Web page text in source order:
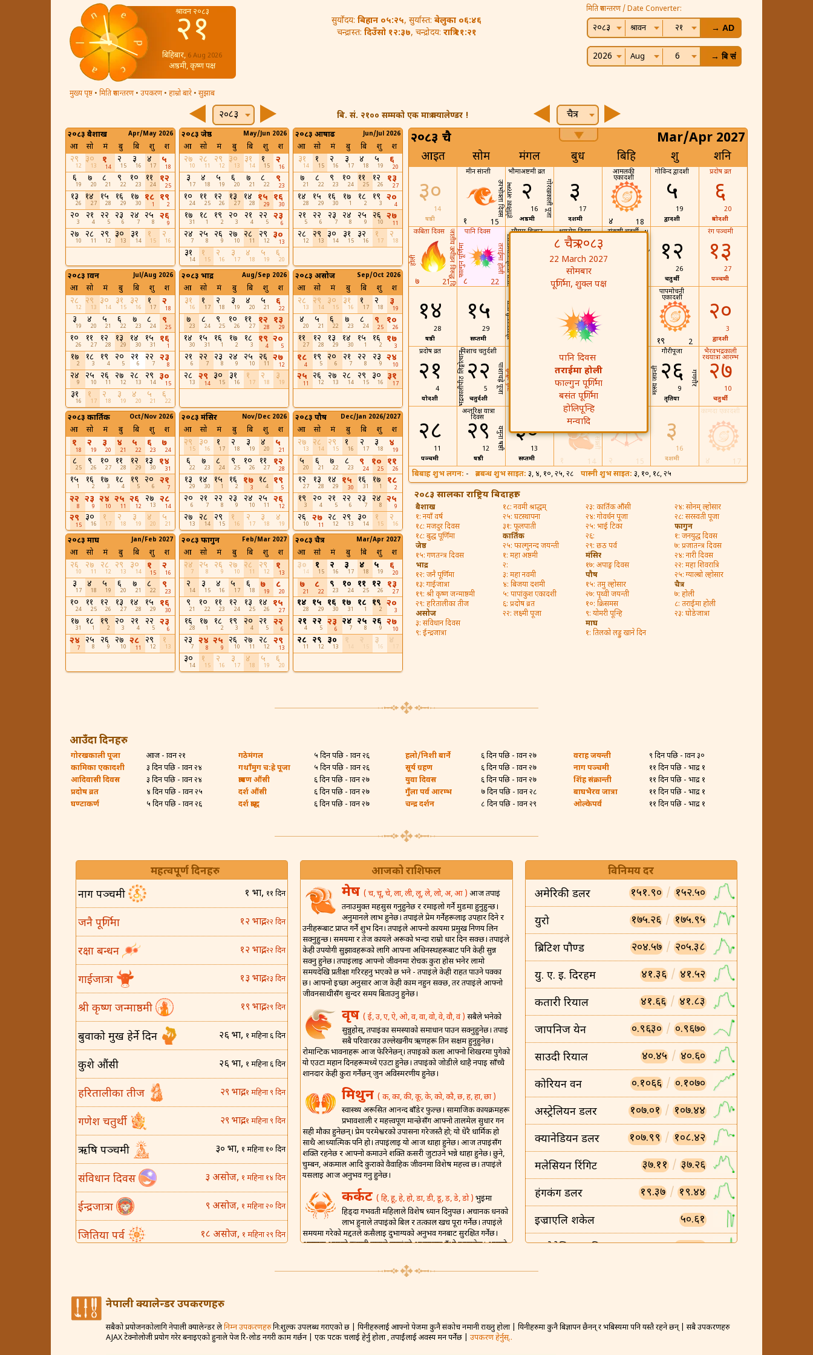
श्रावन २०८३
२१
बिहिबार, 6 Aug 2026
अष्ठमी, कृष्ण पक्ष
सुर्योदय: बिहान ०५:२५, सुर्यास्त: बेलुका ०६:४६
चन्द्रास्त: दिउँसो १२:३७, चन्द्रोदय: रात्रि ११:२१
बि. सं. २१०० सम्मको एक मात्र क्यालेण्डर !
मिति रुपान्तरण / Date Converter:
२०८३ श्रावन २१
2026 Aug 6
मुख्य पृष्ठ • मिति रुपान्तरण• उपकरण• हाम्रो बारे •सुझाब
२०८३
२०८३ बैशाख Apr/May 2026
आ सो मं बु बि शु श
२९
12
३०
13
१
14
२
15
३
16
४
17
५
18
६
19
७
20
८
21
९
22
१०
23
११
24
१२
25
१३
26
१४
27
१५
28
१६
29
१७
30
१८
1
१९
2
२०
3
२१
4
२२
5
२३
6
२४
7
२५
8
२६
9
२७
10
२८
11
२९
12
३०
13
३१
14
१
15
२
16
२०८३ जेष्ठ May/Jun 2026
आ सो मं बु बि शु श
२७
10
२८
11
२९
12
३०
13
३१
14
१
15
२
16
३
17
४
18
५
19
६
20
७
21
८
22
९
23
१०
24
११
25
१२
26
१३
27
१४
28
१५
29
१६
30
१७
31
१८
1
१९
2
२०
3
२१
4
२२
5
२३
6
२४
7
२५
8
२६
9
२७
10
२८
11
२९
12
३०
13
३१
14
१
15
२
16
३
17
४
18
५
19
६
20
२०८३ आषाढ Jun/Jul 2026
आ सो मं बु बि शु श
३१
14
१
15
२
16
३
17
४
18
५
19
६
20
७
21
८
22
९
23
१०
24
११
25
१२
26
१३
27
१४
28
१५
29
१६
30
१७
1
१८
2
१९
3
२०
4
२१
5
२२
6
२३
7
२४
8
२५
9
२६
10
२७
11
२८
12
२९
13
३०
14
३१
15
३२
16
१
17
२
18
२०८३ श्रावन Jul/Aug 2026
आ सो मं बु बि शु श
२८
12
२९
13
३०
14
३१
15
३२
16
१
17
२
18
३
19
४
20
५
21
६
22
७
23
८
24
९
25
१०
26
११
27
१२
28
१३
29
१४
30
१५
31
१६
1
१७
2
१८
3
१९
4
२०
5
२१
6
२२
7
२३
8
२४
9
२५
10
२६
11
२७
12
२८
13
२९
14
३०
15
३१
16
१
17
२
18
३
19
४
20
५
21
६
22
२०८३ भाद्र Aug/Sep 2026
आ सो मं बु बि शु श
३१
16
१
17
२
18
३
19
४
20
५
21
६
22
७
23
८
24
९
25
१०
26
११
27
१२
28
१३
29
१४
30
१५
31
१६
1
१७
2
१८
3
१९
4
२०
5
२१
6
२२
7
२३
8
२४
9
२५
10
२६
11
२७
12
२८
13
२९
14
३०
15
३१
16
१
17
२
18
३
19
२०८३ असोज Sep/Oct 2026
आ सो मं बु बि शु श
२८
13
२९
14
३०
15
३१
16
१
17
२
18
३
19
४
20
५
21
६
22
७
23
८
24
९
25
१०
26
११
27
१२
28
१३
29
१४
30
१५
1
१६
2
१७
3
१८
4
१९
5
२०
6
२१
7
२२
8
२३
9
२४
10
२५
11
२६
12
२७
13
२८
14
२९
15
३०
16
३१
17
२०८३ कार्तिक Oct/Nov 2026
आ सो मं बु बि शु श
१
18
२
19
३
20
४
21
५
22
६
23
७
24
८
25
९
26
१०
27
११
28
१२
29
१३
30
१४
31
१५
1
१६
2
१७
3
१८
4
१९
5
२०
6
२१
7
२२
8
२३
9
२४
10
२५
11
२६
12
२७
13
२८
14
२९
15
३०
16
१
17
२
18
३
19
४
20
५
21
२०८३ मंसिर Nov/Dec 2026
आ सो मं बु बि शु श
२९
15
३०
16
१
17
२
18
३
19
४
20
५
21
६
22
७
23
८
24
९
25
१०
26
११
27
१२
28
१३
29
१४
30
१५
1
१६
2
१७
3
१८
4
१९
5
२०
6
२१
7
२२
8
२३
9
२४
10
२५
11
२६
12
२७
13
२८
14
२९
15
१
16
२
17
३
18
४
19
२०८३ पौष Dec/Jan 2026/2027
आ सो मं बु बि शु श
२७
13
२८
14
२९
15
१
16
२
17
३
18
४
19
५
20
६
21
७
22
८
23
९
24
१०
25
११
26
१२
27
१३
28
१४
29
१५
30
१६
31
१७
1
१८
2
१९
3
२०
4
२१
5
२२
6
२३
7
२४
8
२५
9
२६
10
२७
11
२८
12
२९
13
३०
14
१
15
२
16
२०८३ माघ Jan/Feb 2027
आ सो मं बु बि शु श
२६
10
२७
11
२८
12
२९
13
३०
14
१
15
२
16
३
17
४
18
५
19
६
20
७
21
८
22
९
23
१०
24
११
25
१२
26
१३
27
१४
28
१५
29
१६
30
१७
31
१८
1
१९
2
२०
3
२१
4
२२
5
२३
6
२४
7
२५
8
२६
9
२७
10
२८
11
२९
12
१
13
२०८३ फागुन Feb/Mar 2027
आ सो मं बु बि शु श
२४
7
२५
8
२६
9
२७
10
२८
11
२९
12
१
13
२
14
३
15
४
16
५
17
६
18
७
19
८
20
९
21
१०
22
११
23
१२
24
१३
25
१४
26
१५
27
१६
28
१७
1
१८
2
१९
3
२०
4
२१
5
२२
6
२३
7
२४
8
२५
9
२६
10
२७
11
२८
12
२९
13
३०
14
१
15
२
16
३
17
४
18
५
19
६
20
२०८३ चैत्र Mar/Apr 2027
आ सो मं बु बि शु श
३०
14
१
15
२
16
३
17
४
18
५
19
६
20
७
21
८
22
९
23
१०
24
११
25
१२
26
१३
27
१४
28
१५
29
१६
30
१७
31
१८
1
१९
2
२०
3
२१
4
२२
5
२३
6
२४
7
२५
8
२६
9
२७
10
२८
11
२९
12
३०
13
३
16
चैत्र
२०८३ चैत्र Mar/Apr 2027
आइत सोम मंगल बुध बिहि शुक्र शनि
३०
14
षष्ठी
मीन संक्रान्ती
उपभोक्ता दिवस
१ 15
भौमाअष्टमी व्रत
गोरखकाली पूजा
होलिका आरम्भ २
16
अष्ठमी
३
17
दशमी
आमलकी
एकादशी
४ 18
गोविन्द द्वादशी
५
19
द्वादशी
प्रदोष व्रत
६
20
त्रयोदशी
कबिता दिवस जातीय उत्पीडन विरुद्ध दिवस
होली
७
21
८ चैत्र २०८३
22 March 2027
सोमबार
पूर्णिमा, शुक्ल पक्ष
पानि दिवस
तराईमा होली
फाल्गुन पूर्णिमा
बसंत पूर्णिमा
होलिपून्हि
मन्वादि
पानि दिवस
तराईमा होली
फाल्गुन पूर्णिमा
८ 22
मौसम बिज्ञान
नाला मत्स्येन्द्रनाथस्नान
क्षयरोग दिवस
भ्रातृ द्वितीया
१०
24
संकष्टी चतुर्थी नाला मत्येन्द्रनाथ रथयात्रा १२
26
चतुर्थी
रंग पञ्चमी
१३
27
पञ्चमी
१४
28
षष्ठी
१५
29
सप्तमी गोरखकाली पूजा १७
31
नवमी
पापमोचनी
एकादशी
१९ 2
२०
3
द्वादशी
प्रदोष व्रत
२१
4
त्रयोदशी
पिशाच चतुर्दशी
पाशाचह्रे पूजा
भद्रकालीपीठ लिङ्गोत्थान२२
5
चतुर्दशी
दर्श औंसी
स्वास्थ्य दिवस
चैत्र नवरात्रि
युगादी२४
प्रतिपदा
गौरीपूजा
गणगौर
मत्स्य जयन्ती२६
9
तृतिया
भैरवभद्रकाली
रथयात्रा आरम्भ
२७
10
चतुर्थी
२८
11
पञ्चमी
अन्तरिक्ष यात्रा
दिवस
यमुना षष्ठी
२९
12
षष्ठी
३०
13
सप्तमी
नयाँ वर्ष
मेष संक्रान्ती
१ 14 २ 15
३
16
दशमी
कामदा एकादशी
४
17
बिबाह शुभ लगन: - ब्रतबन्ध शुभ साइत: ३, ४, १०, २५, २८ पास्नी शुभ साइत: ३, १०, १८, २५
२०८३ सालका राष्ट्रिय बिदाहरु:
बैशाख
१: नयाँ वर्ष
१८: मजदुर दिवस
१८: बुद्ध पूर्णिमा
जेष्ठ
१५: गणतन्त्र दिवस
भाद्र
१२: जनै पूर्णिमा
१३: गाईजात्रा
१९: श्री कृष्ण जन्माष्ठमी
२९: हरितालीका तीज
असोज
३: संविधान दिवस
९: ईन्द्रजात्रा
१८: नवमी श्राद्धम्
२५: घटस्थापना
३१: फूलपाती
कार्तिक
२५: फाल्गुनन्द जयन्ती
१: महा अष्ठमी
२:
३: महा नवमी
४: बिजया दशमी
५: पापांकुश एकादशी
६: प्रदोष व्रत
२२: लक्ष्मी पूजा
२३: कार्तिक औंसी
२४: गोवर्धन पूजा
२५: भाई टिका
२६:
२९: छठ पर्व
मंसिर
१७: अपाङ्ग दिवस
पौष
१५: तमु ल्होसार
२७: पृथ्वी जयन्ती
१०: क्रिसमस
९: योमरी पून्हि
माघ
१: तिलको लड्डु खाने दिन
२४: सोनम् ल्होसार
२८: सरस्वती पूजा
फागुन
१: जनयुद्ध दिवस
७: प्रजातन्त्र दिवस
२४: नारी दिवस
२२: महा शिवरात्रि
२५: ग्याल्बो ल्होसार
चैत्र
७: होली
८: तराईमा होली
२३: घोडेजात्रा
आउँदा दिनहरु
गोरखकाली पूजा
आज - श्रावन २१
कामिका एकादशी
३ दिन पछि - श्रावन २४
आदिवासी दिवस
३ दिन पछि - श्रावन २४
प्रदोष व्रत
४ दिन पछि - श्रावन २५
घण्टाकर्ण
५ दिन पछि - श्रावन २६
गठेमंगल
५ दिन पछि - श्रावन २६
गथाँमुग च:ह्रे पूजा
५ दिन पछि - श्रावन २६
श्रावण औंसी
६ दिन पछि - श्रावन २७
दर्श औंसी
६ दिन पछि - श्रावन २७
दर्श श्राद्ध
६ दिन पछि - श्रावन २७
हलो/निशी बार्ने
६ दिन पछि - श्रावन २७
सूर्य ग्रहण
६ दिन पछि - श्रावन २७
युवा दिवस
६ दिन पछि - श्रावन २७
गुँला पर्व आरम्भ
७ दिन पछि - श्रावन २८
चन्द्र दर्शन
८ दिन पछि - श्रावन २९
वराह जयन्ती
९ दिन पछि - श्रावन ३०
नाग पञ्चमी
११ दिन पछि - भाद्र १
शिंह संक्रान्ती
११ दिन पछि - भाद्र १
बाघभैरव जात्रा
११ दिन पछि - भाद्र १
ओल्केपर्व
११ दिन पछि - भाद्र १
आजको राशिफल
मेष( च, चू, चे, ला, ली, लू, ले, लो, अ, आ )आज तपाईं
तनाउमुक्त महसुस गर्नुहुनेछ र रमाइलो गर्ने मुडमा हुनुहुन्छ।
अनुमानले लाभ हुनेछ। तपाईंले प्रेम गर्नेहरूलाई उपहार दिने र
उनीहरूबाट प्राप्त गर्ने शुभ दिन। तपाईंले आफ्नो कार्यमा प्रमुख निर्णय लिन
सक्नुहुन्छ। समयमा र तेज कार्यले अरूको भन्दा राम्रो धार दिन सक्छ। तपाईंले
केही उपयोगी सुझावहरूको लागि आफ्ना अधिनस्थहरूबाट पनि केही सुन्न
सक्नु हुनेछ। तपाईंलाई आफ्नो जीवनमा रोचक कुरा होस भनेर लामो
समयदेखि प्रतीक्षा गरिरहनु भएको छ भने - तपाईंले केही राहत पाउने पक्का
छ। आफ्नो इच्छा अनुसार आज केही काम नहुन सक्छ, तर तपाईंले आफ्नो
जीवनसाथीसँग सुन्दर समय बिताउनु हुनेछ।
वृष( ई, उ, ए, ऐ, ओ, व, वा, वो, वे, वौ, वं )सबैले भनेको
सुन्नुहोस्, तपाईंका समस्याको समाधान पाउन सक्नुहुनेछ। तपाईं
सबै परिवारका उल्लेखनीय ऋणहरू तिर्न सक्षम हुनुहुनेछ।
रोमान्टिक भावनाहरू आज फेरिनेछन्। तपाईंको कला आफ्नो शिखरमा पुगेको
यो एउटा महान दिनहरूमध्ये एउटा हुनेछ। तपाईंको जोडीले थाहै नपाई साँच्चै
शानदार केही कुरा गर्नेछन् जुन अविस्मरणीय हुनेछ।
मिथुन( क, का, की, कू, के, को, कौ, छ, ह, हा, छा )
स्वास्थ्य अरूसित आनन्द बाँडेर फुल्छ। सामाजिक कार्यक्रमहरू
प्रभावशाली र महत्त्वपूर्ण मान्छेसँग आफ्नो तालमेल सुधार गर्न
सही मौका हुनेछन्। प्रेम परमेश्वरको उपासना गरेजस्तै हो; यो धेरै धार्मिक हो
साथै आध्यात्मिक पनि हो। तपाईंलाई यो आज थाहा हुनेछ। आज तपाईंसँग
शक्ति रहनेछ र आफ्नो कमाउने शक्ति कसरी जुटाउने भन्ने थाहा हुनेछ। छुने,
चुम्बन, अंकमाल आदि कुराको वैवाहिक जीवनमा विशेष महत्त्व छ। तपाईंले
यसलाई आज अनुभव गर्नु हुनेछ।
कर्कट( हि, हू, हे, हो, डा, डी, डू, ड़, डे, डो )भुईंमा
हिड्दा गर्भवती महिलाले विशेष ध्यान दिनुपर्छ। अचानक धनको
लाभ हुनाले तपाईंको बिल र तत्काल खर्च पूरा गर्नेछ। तपाईंले
समयमा गरेको मद्दतले कसैलाई दुर्भाग्यको अनुभव गर्नबाट सुरक्षित गर्नेछ।
अचानक आएको रूमानी हावाले तपाईंको आत्मालाई उँभो उठाउनेछ। आफ्नो
तपाईंको वैवाहिक जीवनको लागि संगै खाएर शुभ रात्री बिताउने अपेक्षित छ।
गर्नुहोस्। यसले साझेदारी र आनन्दको लागि प्रोत्साहन दिनेछ। नयाँ प्रेम जडान
गठन गर्ने सम्भावना बलियो हुनेछ तर व्यक्तिगत र गोप्य जानकारी प्रकट
महत्वपूर्ण दिनहरु
नाग पञ्चमी १ भाद्र, ११ दिन
जनै पूर्णिमा १२ भाद्र,२२ दिन
रक्षा बन्धन १२ भाद्र,२२ दिन
गाईजात्रा १३ भाद्र,२३ दिन
श्री कृष्ण जन्माष्ठमी १९ भाद्र,२९ दिन
बुवाको मुख हेर्ने दिन २६ भाद्र, १ महिना ६ दिन
कुशे औंसी २६ भाद्र, १ महिना ६ दिन
हरितालीका तीज २९ भाद्र,१ महिना ९ दिन
गणेश चतुर्थी २९ भाद्र,१ महिना ९ दिन
ऋषि पञ्चमी ३० भाद्र, १ महिना १० दिन
संविधान दिवस ३ असोज, १ महिना १४ दिन
ईन्द्रजात्रा ९ असोज, १ महिना २० दिन
जितिया पर्व १८ असोज, १ महिना २९ दिन
बिजया दशमी
कोजाग्रत व्रत ८ कार्तिक, २ महिना २० दिन
विनिमय दर
अमेरिकी डलर १५१.९० / १५२.५०
युरो १७५.२६ / १७५.९५
ब्रिटिश पौण्ड २०४.५७ / २०५.३८
यु. ए. इ. दिरहम ४१.३६ / ४१.५२
कतारी रियाल ४१.६६ / ४१.८३
जापनिज येन ०.९६३० / ०.९६७०
साउदी रियाल ४०.४५ / ४०.६०
कोरियन वन ०.१०६६ / ०.१०७०
अस्ट्रेलियन डलर १०७.०१ / १०७.४४
क्यानेडियन डलर १०७.९९ / १०८.४२
मलेसियन रिंगिट ३७.११ / ३७.२६
हंगकंग डलर १९.३७ / १९.४४
इज्राएलि शकेल ५०.६१
०.००८५
भियतनामिज डोंग
बह्रैनी दिनार ४०२.८६ / ४०४.४६
नेपाली क्यालेन्डर उपकरणहरु
सबैको प्रयोजनकोलागि नेपाली क्यालेन्डर लेनिम्न उपकरणहरुनि:शुल्क उपलब्ध गराएको छ | यिनीहरुलाई आफ्नो पेजमा कुनै संकोच नमानी राख्नु होला | यिनीहरुमा कुनै बिज्ञापन छैनन् र भबिस्यमा पनि यस्तै रहने छन् | सबै उपकरणहरु
AJAX टेक्नोलोजी प्रयोग गरेर बनाइएको हुनाले पेज रि-लोड नगरी काम गर्छन | एक पटक चलाई हेर्नु होला , तपाईंलाई अवस्य मन पर्नेछ | उपकरण हेर्नुस्..